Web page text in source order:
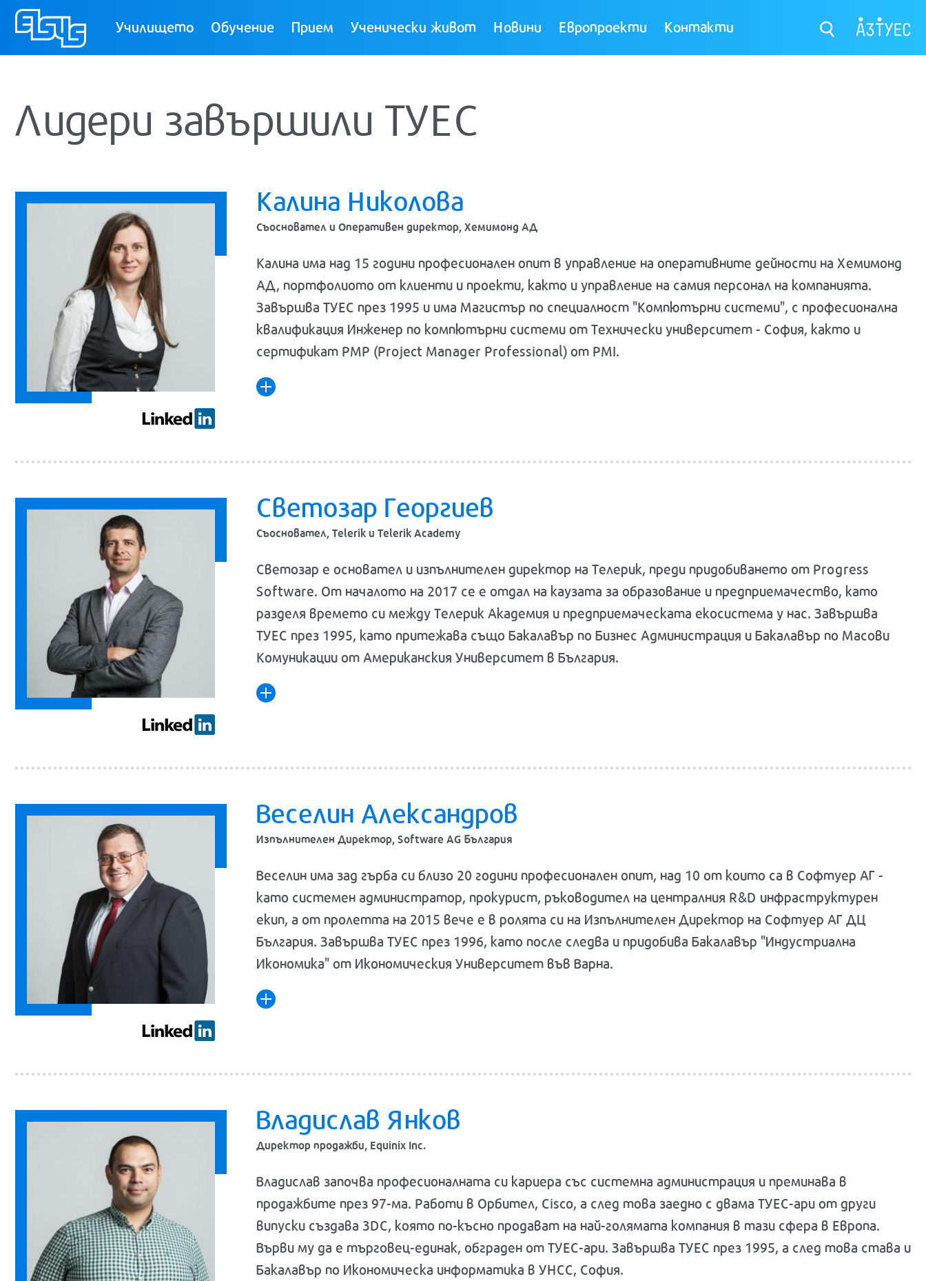
Училището Обучение Прием Ученически живот Новини Европроекти Контакти
Лидери завършили ТУЕС
Калина Николова
Съосновател и Оперативен директор, Хемимонд АД
Калина има над 15 години професионален опит в управление на оперативните дейности на Хемимонд
АД, портфолиото от клиенти и проекти, както и управление на самия персонал на компанията.
Завършва ТУЕС през 1995 и има Магистър по специалност "Компютърни системи", с професионална
квалификация Инженер по компютърни системи от Технически университет - София, както и
сертификат PMP (Project Manager Professional) от PMI.
Светозар Георгиев
Съосновател, Telerik и Telerik Academy
Светозар е основател и изпълнителен директор на Телерик, преди придобиването от Progress
Software. От началото на 2017 се е отдал на каузата за образование и предприемачество, като
разделя времето си между Телерик Академия и предприемаческата екосистема у нас. Завършва
ТУЕС през 1995, като притежава също Бакалавър по Бизнес Администрация и Бакалавър по Масови
Комуникации от Американския Университет в България.
Веселин Александров
Изпълнителен Директор, Software AG България
Веселин има зад гърба си близо 20 години професионален опит, над 10 от които са в Софтуер АГ -
като системен администратор, прокурист, ръководител на централния R&D инфраструктурен
екип, а от пролетта на 2015 вече е в ролята си на Изпълнителен Директор на Софтуер АГ ДЦ
България. Завършва ТУЕС през 1996, като после следва и придобива Бакалавър "Индустриална
Икономика" от Икономическия Университет във Варна.
Владислав Янков
Директор продажби, Equinix Inc.
Владислав започва професионалната си кариера със системна администрация и преминава в
продажбите през 97-ма. Работи в Орбител, Cisco, а след това заедно с двама ТУЕС-ари от други
випуски създава 3DC, която по-късно продават на най-голямата компания в тази сфера в Европа.
Върви му да е търговец-единак, обграден от ТУЕС-ари. Завършва ТУЕС през 1995, а след това става и
Бакалавър по Икономическа информатика в УНСС, София.